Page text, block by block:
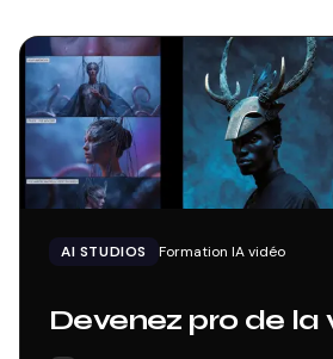
AI STUDIOS Formation IA vidéo
Devenez pro de la